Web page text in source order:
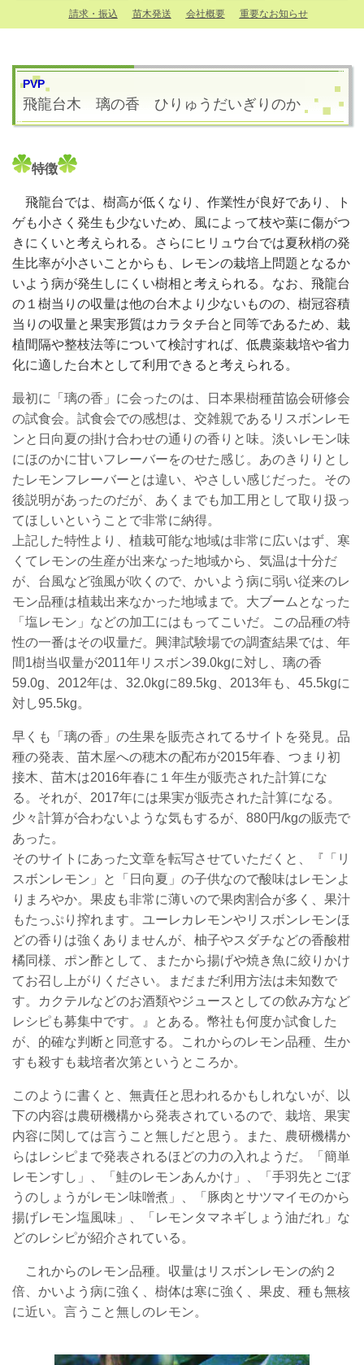
請求・振込
苗木発送 会社概要 重要なお知らせ
PVP
飛龍台木 璃の香 ひりゅうだいぎりのか
特徴
飛龍台では、樹高が低くなり、作業性が良好であり、ト
ゲも小さく発生も少ないため、風によって枝や葉に傷がつ
きにくいと考えられる。さらにヒリュウ台では夏秋梢の発
生比率が小さいことからも、レモンの栽培上問題となるか
いよう病が発生しにくい樹相と考えられる。なお、飛龍台
の１樹当りの収量は他の台木より少ないものの、樹冠容積
当りの収量と果実形質はカラタチ台と同等であるため、栽
植間隔や整枝法等について検討すれば、低農薬栽培や省力
化に適した台木として利用できると考えられる。
最初に「璃の香」に会ったのは、日本果樹種苗協会研修会
の試食会。試食会での感想は、交雑親であるリスボンレモ
ンと日向夏の掛け合わせの通りの香りと味。淡いレモン味
にほのかに甘いフレーバーをのせた感じ。あのきりりとし
たレモンフレーバーとは違い、やさしい感じだった。その
後説明があったのだが、あくまでも加工用として取り扱っ
てほしいということで非常に納得。
上記した特性より、植栽可能な地域は非常に広いはず、寒
くてレモンの生産が出来なった地域から、気温は十分だ
が、台風など強風が吹くので、かいよう病に弱い従来のレ
モン品種は植栽出来なかった地域まで。大ブームとなった
「塩レモン」などの加工にはもってこいだ。この品種の特
性の一番はその収量だ。興津試験場での調査結果では、年
間1樹当収量が2011年リスボン39.0kgに対し、璃の香
59.0g、2012年は、32.0kgに89.5kg、2013年も、45.5kgに
対し95.5kg。
早くも「璃の香」の生果を販売されてるサイトを発見。品
種の発表、苗木屋への穂木の配布が2015年春、つまり初
接木、苗木は2016年春に１年生が販売された計算にな
る。それが、2017年には果実が販売された計算になる。
少々計算が合わないような気もするが、880円/kgの販売で
あった。
そのサイトにあった文章を転写させていただくと、
『「リ
スボンレモン」と「日向夏」の子供なので酸味はレモンよ
りまろやか。果皮も非常に薄いので果肉割合が多く、果汁
もたっぷり搾れます。ユーレカレモンやリスボンレモンほ
どの香りは強くありませんが、柚子やスダチなどの香酸柑
橘同様、ポン酢として、またから揚げや焼き魚に絞りかけ
てお召し上がりください。まだまだ利用方法は未知数で
す。カクテルなどのお酒類やジュースとしての飲み方など
レシピも募集中です。』とある。幣社も何度か試食した
が、的確な判断と同意する。これからのレモン品種、生か
すも殺すも栽培者次第というところか。
このように書くと、無責任と思われるかもしれないが、以
下の内容は農研機構から発表されているので、栽培、果実
内容に関しては言うこと無しだと思う。また、農研機構か
らはレシピまで発表されるほどの力の入れようだ。「簡単
レモンすし」、「鮭のレモンあんかけ」、「手羽先とごぼ
うのしょうがレモン味噌煮」、「豚肉とサツマイモのから
揚げレモン塩風味」、「レモンタマネギしょう油だれ」な
どのレシピが紹介されている。
これからのレモン品種。収量はリスボンレモンの約２
倍、かいよう病に強く、樹体は寒に強く、果皮、種も無核
に近い。言うこと無しのレモン。